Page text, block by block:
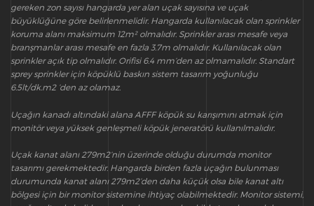
gereken zon sayısı hangarda yer alan uçak sayısına ve uçak
büyüklüğüne göre belirlenmelidir. Hangarda kullanılacak olan sprinkler
koruma alanı maksimum 12m² olmalıdır. Sprinkler arası mesafe veya
branşmanlar arası mesafe en fazla 3.7m olmalıdır. Kullanılacak olan
sprinkler açık tip olmalıdır. Orifisi 6.4 mm’den az olmamalıdır. Standart
sprey sprinkler için köpüklü baskın sistem tasarım yoğunluğu
6.5lt/dk.m2 ‘den az olamaz.
Uçağın kanadı altındaki alana AFFF köpük su karışımını atmak için
monitör veya yüksek genleşmeli köpük jeneratörü kullanılmalıdır.
Uçak kanat alanı 279m2’nin üzerinde olduğu durumda monitor
tasarımı gerekmektedir. Hangarda birden fazla uçağın bulunması
durumunda kanat alanı 279m2’den daha küçük olsa bile kanat altı
bölgesi için bir monitor sistemine ihtiyaç olabilmektedir. Monitor sistemi,